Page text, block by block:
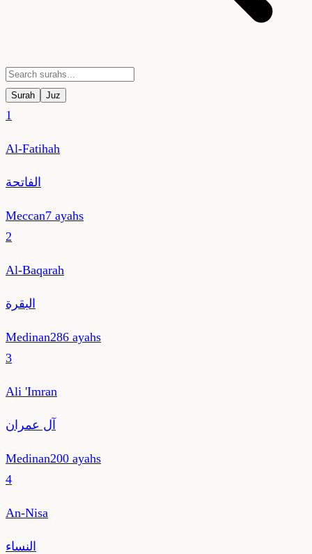
Surah Juz
1
Al-Fatihah
الفاتحة
Meccan7 ayahs
2
Al-Baqarah
البقرة
Medinan286 ayahs
3
Ali 'Imran
آل عمران
Medinan200 ayahs
4
An-Nisa
النساء